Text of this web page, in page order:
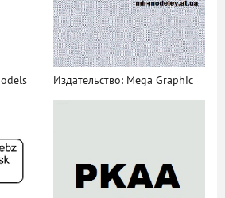
Издательство: Mega Graphic